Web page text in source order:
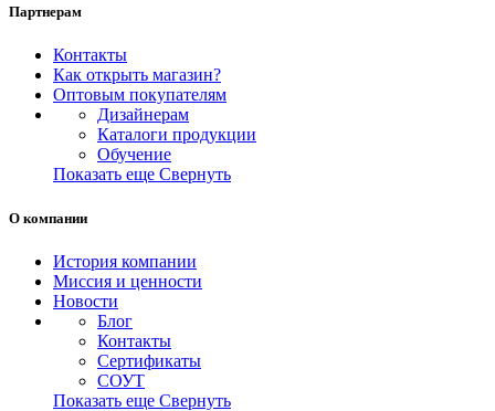
Партнерам
Контакты
Как открыть магазин?
Оптовым покупателям
Дизайнерам
Каталоги продукции
Обучение
Показать еще Свернуть
О компании
История компании
Миссия и ценности
Новости
Блог
Контакты
Сертификаты
СОУТ
Показать еще Свернуть